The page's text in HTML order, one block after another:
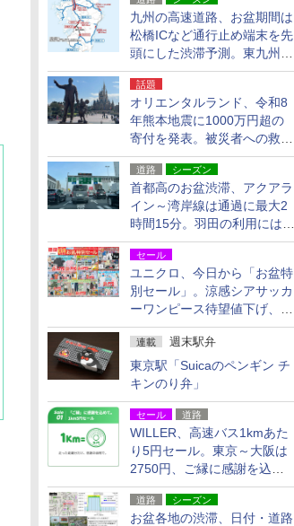
九州の高速道路、お盆期間は
松橋ICなど通行止め端末を先
頭にした渋滞予測。東九州道
への迂回は料金調整を実施
話題
オリエンタルランド、令和8
年熊本地震に1000万円超の
寄付を発表。被災者への救援
活動・復旧支援
道路 シーズン
首都高のお盆渋滞、アクアラ
イン～湾岸線は通過に最大2
時間15分。羽田の利用には
「空港西出口」の利用検討を
セール
ユニクロ、今日から「お盆特
別セール」。涼感シアサッカ
ーワンピース待望値下げ、撥
水ギアショーツは1990円に
連載 週末駅弁
東京駅「Suicaのペンギン チ
キンのり弁」
セール 道路
WILLER、高速バス1kmあた
り5円セール。東京～大阪は
2750円、ご縁に感謝を込め
た20周年記念キャンペーン
道路 シーズン
お盆各地の渋滞、日付・道路